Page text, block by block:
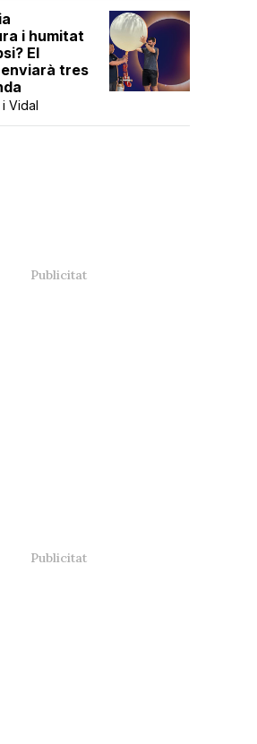
i humitat
El
tres
Vidal